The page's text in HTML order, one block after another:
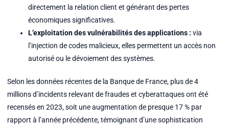
directement la relation client et générant des pertes
économiques significatives.
L’exploitation des vulnérabilités des applications : via
l’injection de codes malicieux, elles permettent un accès non
autorisé ou le dévoiement des systèmes.
Selon les données récentes de la Banque de France, plus de 4
millions d’incidents relevant de fraudes et cyberattaques ont été
recensés en 2023, soit une augmentation de presque 17 % par
rapport à l’année précédente, témoignant d’une sophistication